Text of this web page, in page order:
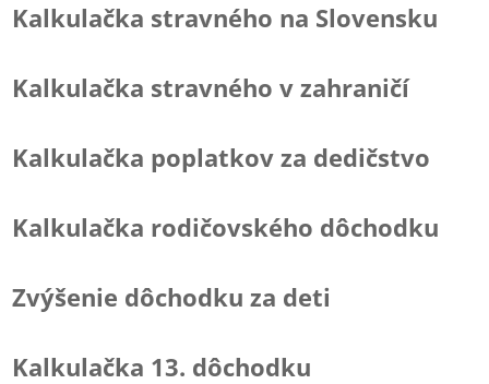
Kalkulačka stravného na Slovensku
Kalkulačka stravného v zahraničí
Kalkulačka poplatkov za dedičstvo
Kalkulačka rodičovského dôchodku
Zvýšenie dôchodku za deti
Kalkulačka 13. dôchodku